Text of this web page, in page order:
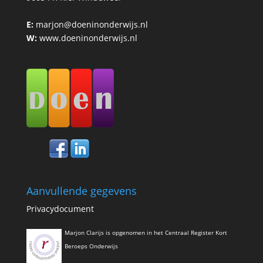
E:marjon@doeninonderwijs.nl
W:www.doeninonderwijs.nl
Aanvullende gegevens
Privacydocument
Marjon Clarijs is opgenomen in het Centraal Register Kort
Beroeps Onderwijs